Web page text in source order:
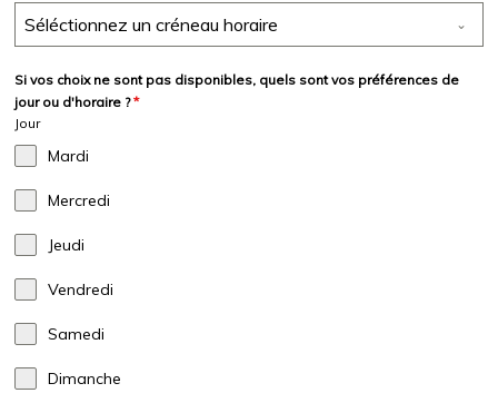
Séléctionnez un créneau horaire
Si vos choix ne sont pas disponibles, quels sont vos préférences de
jour ou d'horaire ?*
Jour
Mardi
Mercredi
Jeudi
Vendredi
Samedi
Dimanche